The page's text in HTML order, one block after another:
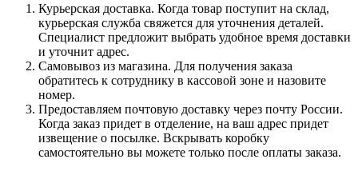
Курьерская доставка. Когда товар поступит на склад,
курьерская служба свяжется для уточнения деталей.
Специалист предложит выбрать удобное время доставки
и уточнит адрес.
Самовывоз из магазина. Для получения заказа
обратитесь к сотруднику в кассовой зоне и назовите
номер.
Предоставляем почтовую доставку через почту России.
Когда заказ придет в отделение, на ваш адрес придет
извещение о посылке. Вскрывать коробку
самостоятельно вы можете только после оплаты заказа.